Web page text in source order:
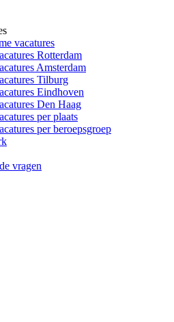
vacatures
Rotterdam
Amsterdam
Tilburg
Eindhoven
Den Haag
per plaats
per beroepsgroep
vragen